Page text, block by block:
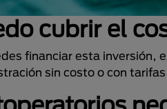
cubrir el
financiar esta inversión,
sin costo o con